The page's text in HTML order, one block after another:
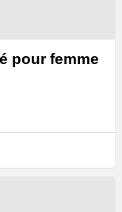
pour femme